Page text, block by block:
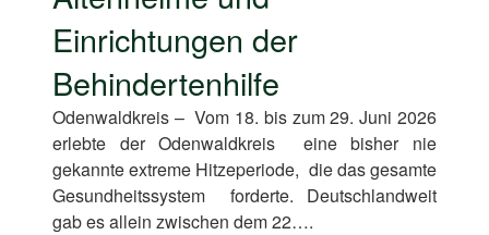
Einrichtungen der
Behindertenhilfe
Odenwaldkreis – Vom 18. bis zum 29. Juni 2026
erlebte der Odenwaldkreis eine bisher nie
gekannte extreme Hitzeperiode, die das gesamte
Gesundheitssystem forderte. Deutschlandweit
gab es allein zwischen dem 22….